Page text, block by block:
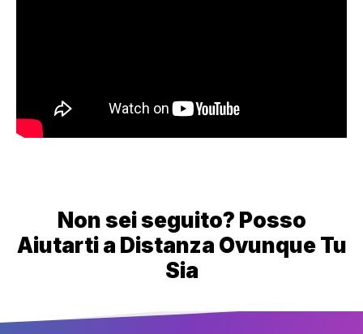
Non sei seguito? Posso
Aiutarti a Distanza Ovunque Tu
Sia